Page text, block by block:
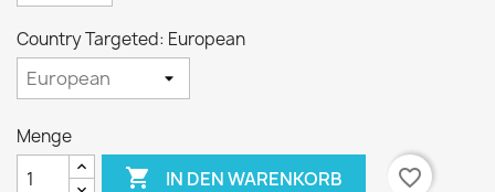
Country Targeted: European
Menge
 IN DEN WARENKORB
favorite_border